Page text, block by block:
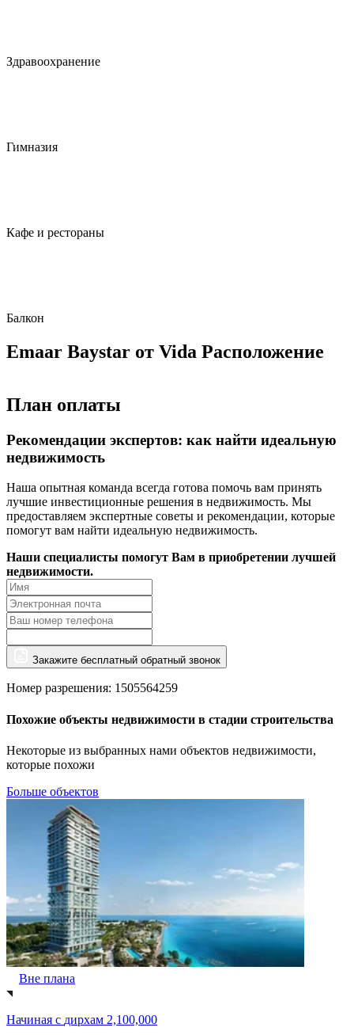
Здравоохранение
Гимназия
Кафе и рестораны
Балкон
Emaar Baystar от Vida Расположение
План оплаты
Рекомендации экспертов: как найти идеальную
недвижимость
Наша опытная команда всегда готова помочь вам принять
лучшие инвестиционные решения в недвижимость. Мы
предоставляем экспертные советы и рекомендации, которые
помогут вам найти идеальную недвижимость.
Наши специалисты помогут Вам в приобретении лучшей
недвижимости.
Закажите бесплатный обратный звонок
Номер разрешения: 1505564259
Похожие объекты недвижимости в стадии строительства
Некоторые из выбранных нами объектов недвижимости,
которые похожи
Больше объектов
Вне плана
Начиная с дирхам 2,100,000